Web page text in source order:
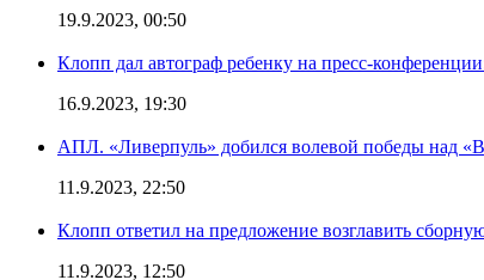
19.9.2023, 00:50
Клопп дал автограф ребенку на пресс-
16.9.2023, 19:30
АПЛ. «Ливерпуль» добился волевой победы над
11.9.2023, 22:50
Клопп ответил на предложение возглавить
11.9.2023, 12:50